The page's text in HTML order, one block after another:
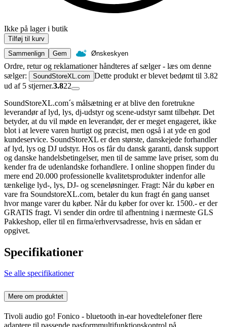
Ikke på lager i butik
Tilføj til kurv
Sammenlign
Gem Ønskeskyen
Ordre, retur og reklamationer håndteres af sælger - læs om denne
sælger:
SoundStoreXL.com Dette produkt er blevet bedømt til 3.82
ud af 5 stjerner.3.822
SoundStoreXL.com´s målsætning er at blive den foretrukne
leverandør af lyd, lys, dj-udstyr og scene-udstyr samt tilbehør. Det
betyder, at du vil møde en leverandør, der er meget engageret, ikke
blot i at levere varen hurtigt og præcist, men også i at yde en god
kundeservice. SoundStoreXL er den største, danskejede forhandler
af lyd, lys og DJ udstyr. Hos os får du dansk garanti, dansk support
og danske handelsbetingelser, men til de samme lave priser, som du
kender fra de udenlandske forhandlere. I online shoppen finder du
mere end 20.000 professionelle kvalitetsprodukter indenfor alle
tænkelige lyd-, lys, DJ- og sceneløsninger. Fragt: Når du køber en
vare fra SoundstoreXL.com, betaler du kun fragt én gang uanset
hvor mange varer du køber. Når du køber for over kr. 1500.- er der
GRATIS fragt. Vi sender din ordre til afhentning i nærmeste GLS
Pakkeshop, eller til en firma/erhvervsadresse, hvis en sådan er
opgivet.
Specifikationer
Se alle specifikationer
Mere om produktet
Tivoli audio go! Fonico - bluetooth in-ear hovedtelefoner flere